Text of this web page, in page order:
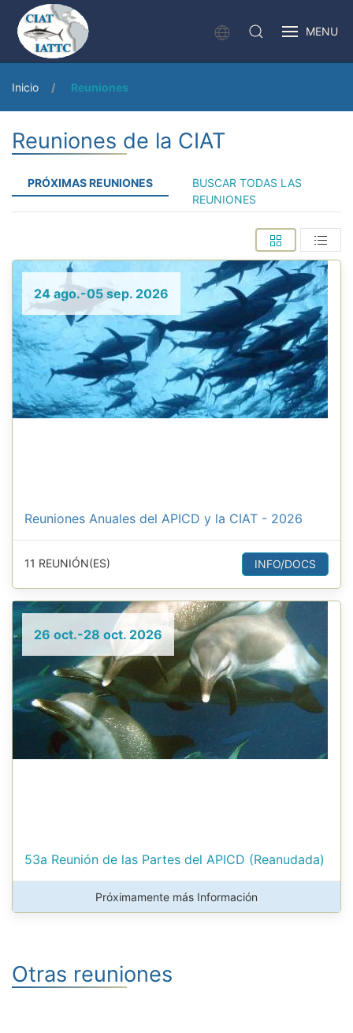
MENU
Inicio Reuniones
Reuniones de la CIAT
PRÓXIMAS REUNIONES
BUSCAR TODAS LAS
REUNIONES
24 ago.-05 sep. 2026
Reuniones Anuales del APICD y la CIAT - 2026
11 REUNIÓN(ES) INFO/DOCS
26 oct.-28 oct. 2026
53a Reunión de las Partes del APICD (Reanudada)
Próximamente más Información
Otras reuniones